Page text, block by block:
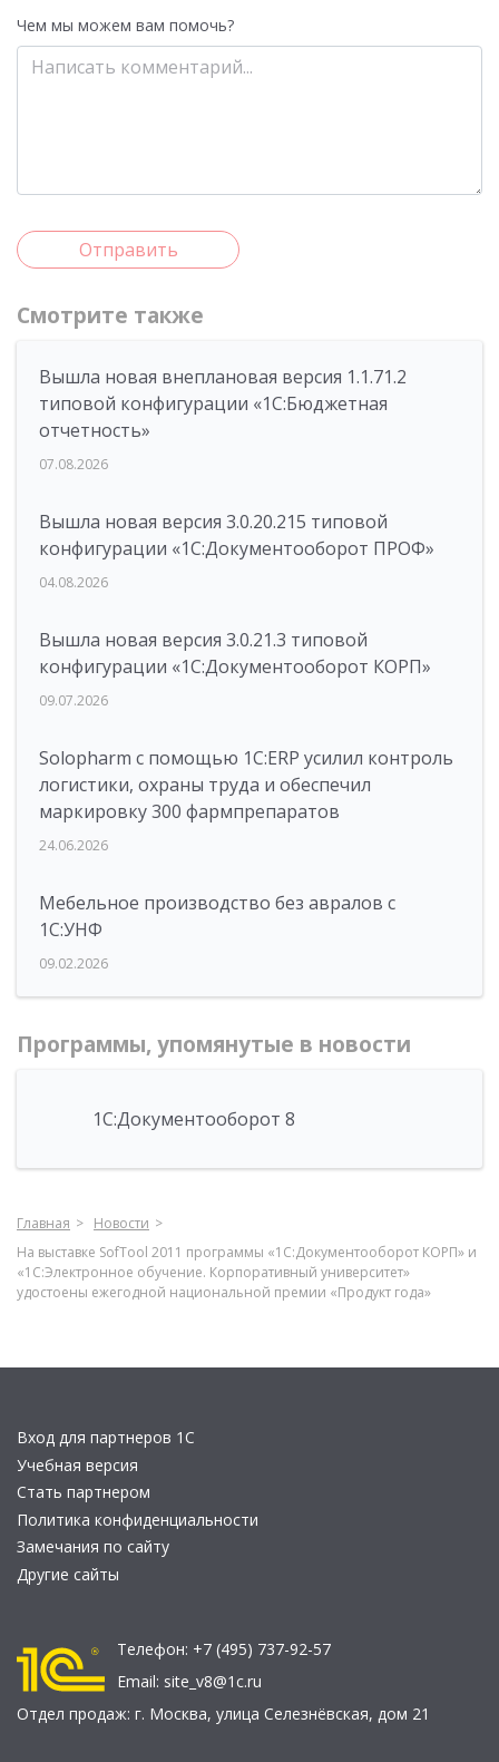
Чем мы можем вам помочь?
Отправить
Смотрите также
Вышла новая внеплановая версия 1.1.71.2
типовой конфигурации «1C:Бюджетная
отчетность»
07.08.2026
Вышла новая версия 3.0.20.215 типовой
конфигурации «1С:Документооборот ПРОФ»
04.08.2026
Вышла новая версия 3.0.21.3 типовой
конфигурации «1С:Документооборот КОРП»
09.07.2026
Solopharm с помощью 1С:ERP усилил контроль
логистики, охраны труда и обеспечил
маркировку 300 фармпрепаратов
24.06.2026
Мебельное производство без авралов с
1С:УНФ
09.02.2026
Программы, упомянутые в новости
1С:Документооборот 8
Главная
Новости
На выставке SofTool 2011 программы «1С:Документооборот КОРП» и
«1С:Электронное обучение. Корпоративный университет»
удостоены ежегодной национальной премии «Продукт года»
Вход для партнеров 1С
Учебная версия
Стать партнером
Политика конфиденциальности
Замечания по сайту
Другие сайты
Телефон: +7 (495) 737-92-57
Email: site_v8@1c.ru
Отдел продаж: г. Москва, улица Селезнёвская, дом 21